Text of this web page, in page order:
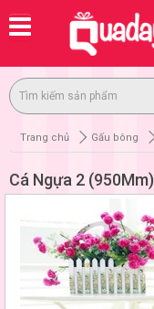
Trang chủ Gấu bông
Cá Ngựa 2 (950Mm)